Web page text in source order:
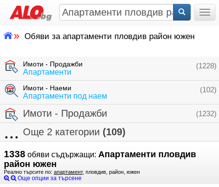
» Обяви за апартаменти пловдив район южен
(1228)
Имоти - Продажби
Апартаменти
(102)
Имоти - Наеми
Апартаменти под наем
(1232)
Имоти - Продажби
Още 2 категории (109)
1338 обяви съдържащи: Апартаменти пловдив
район южен
Реално търсите по: апартамент, пловдив, район, южен
Още опции за търсене